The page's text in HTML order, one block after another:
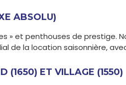
ABSOLU)
» et penthouses de prestige.
de la location saisonnière,
(1650) ET VILLAGE (1550)